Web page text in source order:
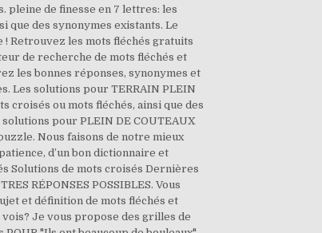
pleine de finesse en 7 lettres: les
que des synonymes existants. Le
Retrouvez les mots fléchés gratuits
de recherche de mots fléchés et
les bonnes réponses, synonymes et
Les solutions pour TERRAIN PLEIN
croisés ou mots fléchés, ainsi que des
pour PLEIN DE COUTEAUX
Nous faisons de notre mieux
d’un bon dictionnaire et
Solutions de mots croisés Dernières
RÉPONSES POSSIBLES. Vous
et définition de mots fléchés et
Je vous propose des grilles de